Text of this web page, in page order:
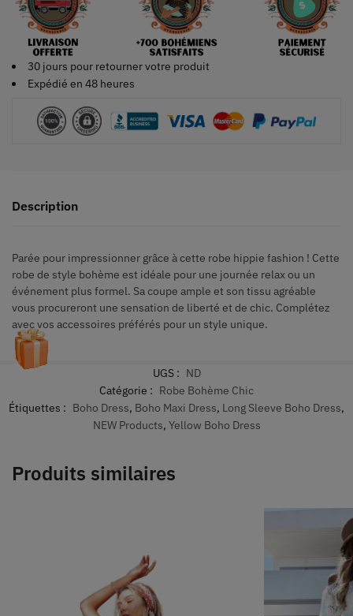
30 jours pour retourner votre produit
Expédié en 48 heures
Description
Parée pour impressionner grâce à cette robe hippie fashion ! Cette
robe de style bohème est idéale pour une journée relax ou un
événement plus formel. Sa coupe ample et son tissu agréable
vous procureront une sensation de liberté et de chic. Complétez
avec vos accessoires préférés pour un style unique.
UGS : ND
Catégorie : Robe Bohème Chic
Étiquettes : Boho Dress, Boho Maxi Dress, Long Sleeve Boho Dress,
NEW Products, Yellow Boho Dress
Produits similaires